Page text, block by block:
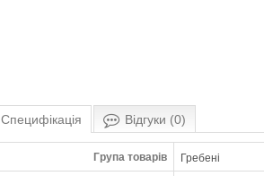
Специфікація Відгуки (0)
Група товарів Гребені